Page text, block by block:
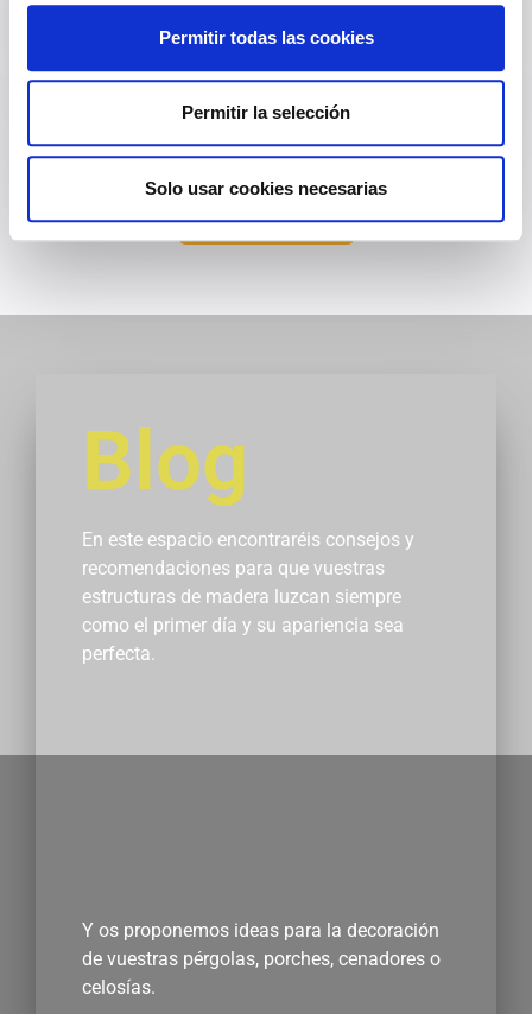
Permitir todas las cookies
Permitir la selección
Solo usar cookies necesarias
satisfechos nos avalan. En todo este tiempo
hemos optimizado nuestra metodología y
procesos en función de los conocimientos
Blog
En este espacio encontraréis consejos y
recomendaciones para que vuestras
estructuras de madera luzcan siempre
como el primer día y su apariencia sea
perfecta.
Y os proponemos ideas para la decoración
de vuestras pérgolas, porches, cenadores o
celosías.